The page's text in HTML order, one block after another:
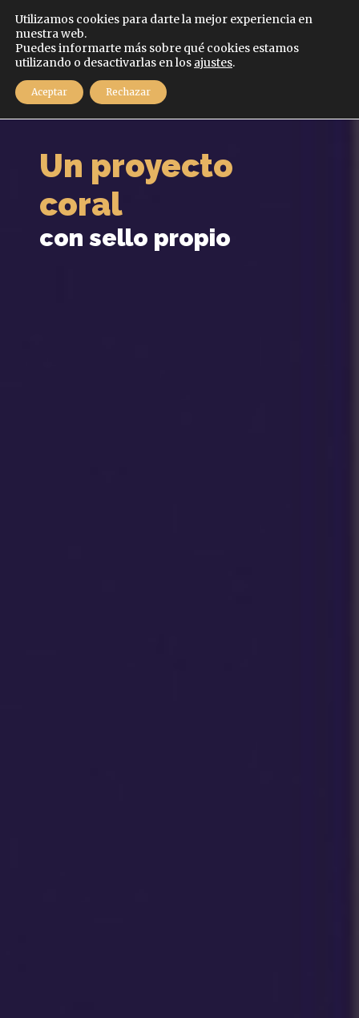
MENÚ
Un proyecto
coral
con sello propio
Español
Utilizamos cookies para darte la mejor experiencia en
nuestra web.
Puedes informarte más sobre qué cookies estamos
utilizando o desactivarlas en los ajustes.
Aceptar Rechazar